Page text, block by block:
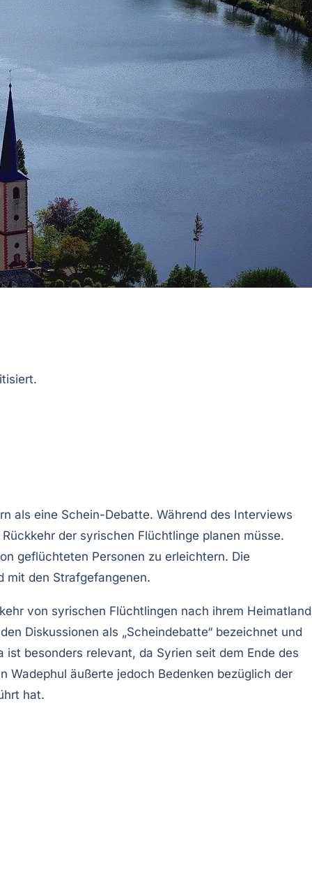
als eine Schein-Debatte. Während des Interviews
der syrischen Flüchtlinge planen müsse.
geflüchteten Personen zu erleichtern. Die
mit den Strafgefangenen.
von syrischen Flüchtlingen nach ihrem Heimatland
Diskussionen als „Scheindebatte“ bezeichnet und
besonders relevant, da Syrien seit dem Ende des
Wadephul äußerte jedoch Bedenken bezüglich der
hat.